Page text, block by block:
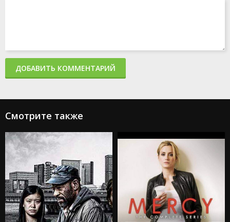
ДОБАВИТЬ КОММЕНТАРИЙ
Смотрите также